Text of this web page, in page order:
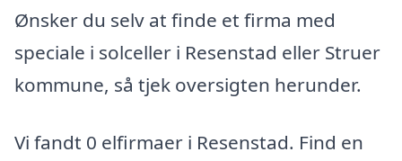
Ønsker du selv at finde et firma med
speciale i solceller i Resenstad eller Struer
kommune, så tjek oversigten herunder.
Vi fandt 0 elfirmaer i Resenstad. Find en